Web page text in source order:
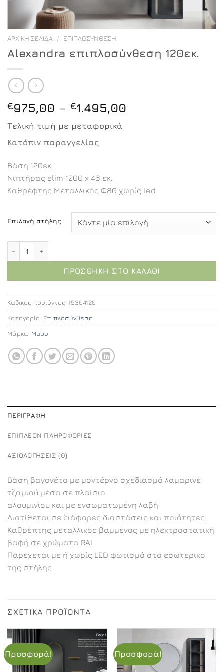
ΑΡΧΙΚΉ ΣΕΛΊΔΑ / ΕΠΙΠΛΟΣΎΝΘΕΣΗ
Alexandra επιπλοσύνθεση 120εκ.
€975,00 – €1.495,00
Τελική τιμή με μεταφορικά
Κατόπιν παραγγελίας
Βάση 120εκ.
Νιπτήρας slim 1200 x 46 εκ.
Καθρέφτης Μεταλλικός Φ80 χωρίς led
Επιλογή στήλης
ΠΡΟΣΘΉΚΗ ΣΤΟ ΚΑΛΆΘΙ
Κωδικός προϊόντος: 15304120
Κατηγορία: Επιπλοσύνθεση
Μάρκα: Mabo
ΠΕΡΙΓΡΑΦΉ
ΕΠΙΠΛΈΟΝ ΠΛΗΡΟΦΟΡΊΕΣ
ΑΞΙΟΛΟΓΉΣΕΙΣ (0)
Βάση βαγονέτο με μοντέρνο σχεδιασμό λαμαρινέ
τζαμιού μέσα σε πλαίσιο
αλουμινίου και με ενσωματωμένη λαβή
Διατίθεται σε διάφορες διαστάσεις και ποιότητες.
Καθρέπτης μεταλλικός βαμμένος με ηλεκτροστατική
βαφή σε χρώματα RAL
Παρέχεται με ή χωρίς LED φωτισμό στο εσωτερικό
της στήλης
ΣΧΕΤΙΚΆ ΠΡΟΪΌΝΤΑ
Προσφορά! Προσφορά!